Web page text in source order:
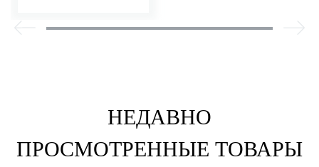
НЕДАВНО
ПРОСМОТРЕННЫЕ ТОВАРЫ